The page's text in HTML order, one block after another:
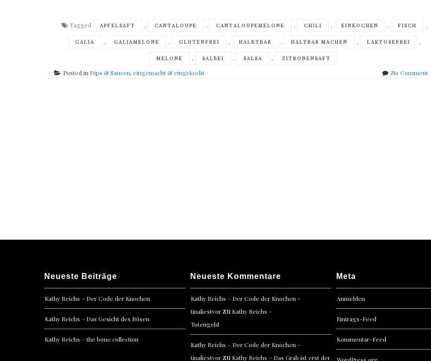
Tagged APFELSAFT , CANTALOUPE , CANTALOUPEMELONE , CHILI , EINKOCHEN , FISCH ,
GALIA , GALIAMELONE , GLUTENFREI , HALBTBAR , HALTBAR MACHEN , LAKTOSEFREI ,
MELONE , SALBEI , SALSA , ZITRONENSAFT
Posted in Dips & Saucen,eingemacht & eingekocht No Commenton
Neueste Beiträge
Kathy Reichs – Der Code der Knochen
Kathy Reichs – Das Gesicht des Bösen
Kathy Reichs – the bone collection
Neueste Kommentare
Kathy Reichs – Der Code der Knochen -
tinaliestvorzu Kathy Reichs –
Totengeld
Kathy Reichs – Der Code der Knochen -
tinaliestvorzu Kathy Reichs – Das Grab ist erst der
Meta
Anmelden
Eintrags-Feed
Kommentar-Feed
WordPress.org